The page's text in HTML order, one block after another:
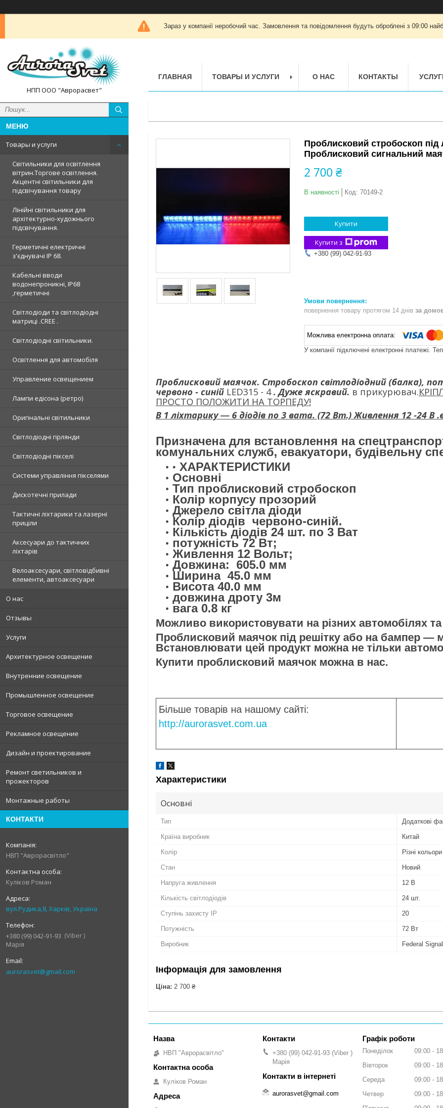
Зараз у компанії неробочий час. Замовлення та повідомлення будуть оброблені з 09:00
НПП ООО "Аврорасвет"
Товары и услуги
Світильники для освітлення
вітрин.Торгове освітлення.
Акцентні світильники для
підсвічування товару
Лінійні світильники для
архітектурно-художнього
підсвічування.
Герметичні електричні
з'єднувачі IP 68.
Кабельні вводи
водонепроникні, IP68
,герметичні
Світлодіоди та світлодіодні
матриці .CREE .
Світлодіодні світильники.
Освітлення для автомобіля
Управление освещением
Лампи едісона (ретро)
Оригінальні світильники
Світлодіодні гірлянди
Світлодіодні пікселі
Системи управління пікселями
Дискотечні прилади
Тактичні ліхтарики та лазерні
приціли
Аксесуари до тактичних
ліхтарів
Велоаксесуари, світловідбивні
елементи, автоаксесуари
О нас
Отзывы
Услуги
Архитектурное освещение
Внутренние освещение
Промышленное освещение
Торговое освещение
Рекламное освещение
Дизайн и проектирование
Ремонт светильников и
прожекторов
Монтажные работы
КОНТАКТИ
НВП "Аврорасвітло"
Куліков Роман
вул.Рудика,8, Харків, Україна
+380 (99) 042-91-93
Viber
Марія
aurorasvet@gmail.com
ГЛАВНАЯ ТОВАРЫ И УСЛУГИ О НАС КОНТАКТЫ
Проблисковий стробоскоп під
Проблисковий сигнальний
2 700 ₴
В наявності Код: 70149-2
Купити
Купити з
+380 (99) 042-91-93
повернення товару протягом 14 днів за
У компанії підключені електронні платежі.
Проблисковий маячок. Стробоскоп світлодіодний (балка),
червоно - синій LED315 - 4. Дуже яскравий. в прикурювач.
ПРОСТО ПОЛОЖИТИ НА ТОРПЕДУ!
В 1 ліхтарику ― 6 діодів по 3 вата. (72 Вт.) Живлення 12 -24 В
Призначена для встановлення на
комунальних служб, евакуатори, будівельну
ХАРАКТЕРИСТИКИ
Основні
Тип проблисковий стробоскоп
Колір корпусу прозорий
Джерело світла діоди
Колір діодів червоно-синій.
Кількість діодів 24 шт. по 3 Ват
потужність 72 Вт;
Живлення 12 Вольт;
Довжина: 605.0 мм
Ширина 45.0 мм
Висота 40.0 мм
довжина дроту 3м
вага 0.8 кг
Можливо використовувати на різних автомобілях та
Проблисковий маячок під решітку або на бампер —
Встановлювати цей продукт можна не тільки
Купити проблисковий маячок можна в нас.
Більше товарів на нашому сайті:
http://aurorasvet.com.ua
Характеристики
Основні
Тип Додаткові
Країна виробник Китай
Колір Різні кольори
Стан Новий
Напруга живлення 12 В
Кількість світлодіодів 24 шт.
Ступінь захисту IP 20
Потужність 72 Вт
Виробник Federal Signal
Інформація для замовлення
Ціна: 2 700 ₴
НВП "Аврорасвітло"
Куліков Роман
+380 (99) 042-91-93 Viber
Марія
aurorasvet@gmail.com
Графік роботи
Понеділок 09:00
Вівторок
09:00
Середа
09:00
Четвер
09:00